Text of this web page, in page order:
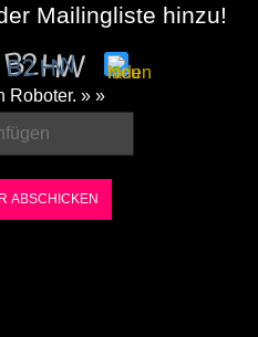
Mailingliste hinzu!
Roboter. » »